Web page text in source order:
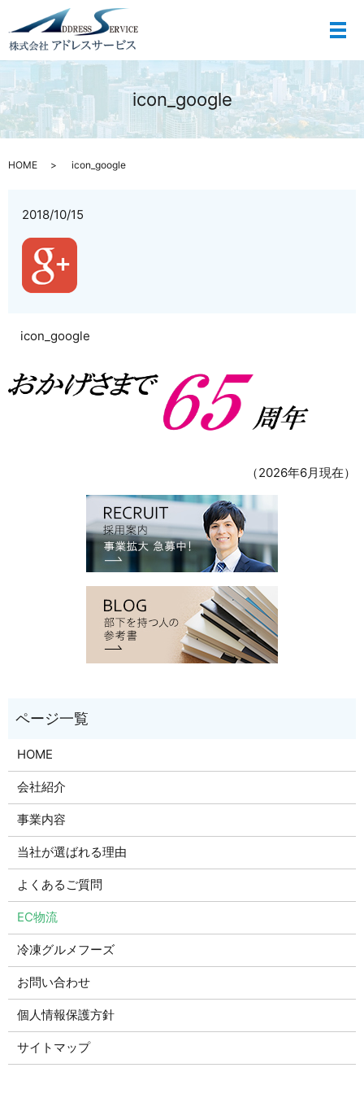
メ
icon_google
HOME icon_google
2018/10/15
icon_google
（2026年6月現在）
HOME
会社紹介
事業内容
当社が選ばれる理由
よくあるご質問
EC物流
冷凍グルメフーズ
お問い合わせ
個人情報保護方針
サイトマップ